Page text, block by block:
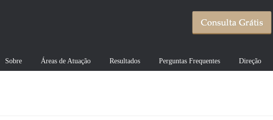
Sobre Áreas de Atuação Resultados Perguntas Frequentes Direção